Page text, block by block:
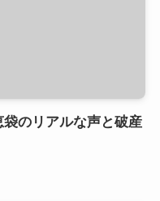
のリアルな声と破産